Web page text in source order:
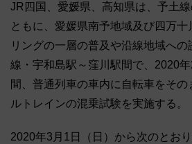
JR四国、愛媛県、高知県は、予土
ともに、愛媛県南予地域及び四万十
リングの一層の普及や沿線地域へ
線・宇和島駅～窪川駅間で、2020
間、普通列車の車内に自転車をその
ルトレインの混乗試験を実施する。
2020年3月1日（日）から次のとおり